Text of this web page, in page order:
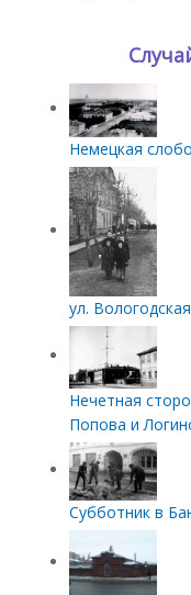
Немецкая
ул.
Нечетная
Попова и
Субботник в